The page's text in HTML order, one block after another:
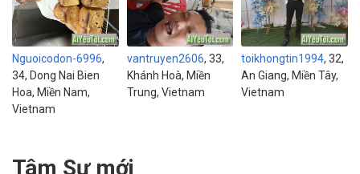
Nguoicodon-6996,
34, Dong Nai Bien
Hoa, Miền Nam,
Vietnam
vantruyen2606, 33,
Khánh Hoà, Miền
Trung, Vietnam
toikhongtin1994, 32,
An Giang, Miền Tây,
Vietnam
Tâm Sự mới